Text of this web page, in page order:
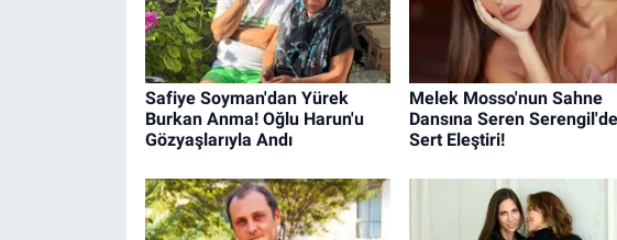
Safiye Soyman'dan Yürek
Burkan Anma! Oğlu Harun'u
Gözyaşlarıyla Andı
Melek Mosso'nun Sahne
Dansına Seren
Sert Eleştiri!